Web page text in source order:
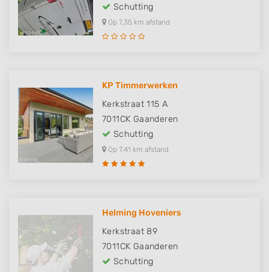
Schutting
Op 7,35 km afstand
KP Timmerwerken
Kerkstraat 115 A
7011CK Gaanderen
Schutting
Op 7,41 km afstand
Helming Hoveniers
Kerkstraat 89
7011CK Gaanderen
Schutting